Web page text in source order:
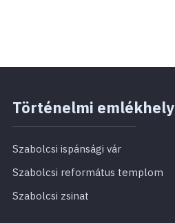
Történelmi emlékhely
Szabolcsi ispánsági vár
Szabolcsi református templom
Szabolcsi zsinat